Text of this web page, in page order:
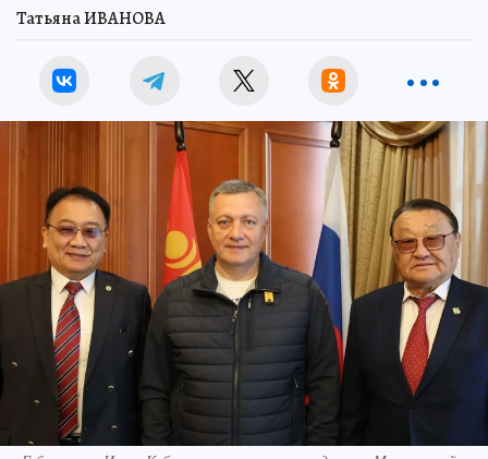
Татьяна ИВАНОВА